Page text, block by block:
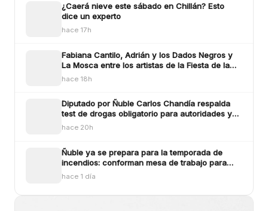
¿Caerá nieve este sábado en Chillán? Esto
dice un experto
hace 17h
Fabiana Cantilo, Adrián y los Dados Negros y
La Mosca entre los artistas de la Fiesta de la
Longaniza Chillán 2026
hace 18h
Diputado por Ñuble Carlos Chandía respalda
test de drogas obligatorio para autoridades y
funcionarios públicos
hace 20h
Ñuble ya se prepara para la temporada de
incendios: conforman mesa de trabajo para
enfrentar los siniestros
hace 1 día